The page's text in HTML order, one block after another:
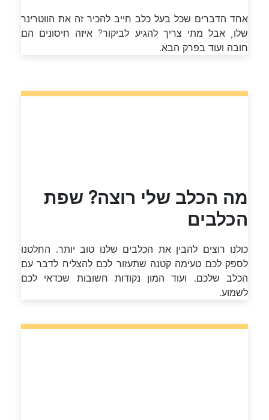
אחד הדברים שכל בעל כלב חייב להכיר זה את הווטרינר
שלו, אבל מתי צריך להגיע לביקור? איזה חיסונים הם
חובה ועוד בפרק הבא.
מה הכלב שלי רוצה? שפת
הכלבים
כולנו רוצים להבין את הכלבים שלנו טוב יותר. החלטנו
לספק לכם טעימה קטנה שתעזור לכם להצליח לדבר עם
הכלב שלכם. ועוד המון נקודות חשובות שכדאי לכם
לשמוע.